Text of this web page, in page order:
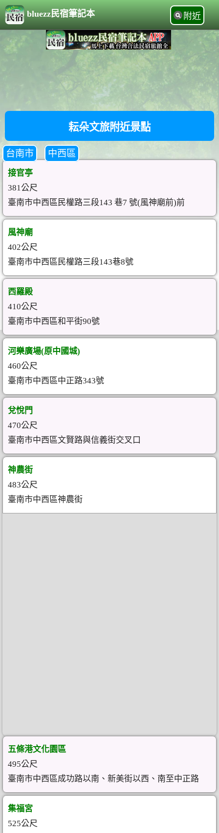
bluezz民宿筆記本 附近
耘朵文旅附近景點
台南市 中西區
接官亭
381公尺
臺南市中西區民權路三段143 巷7 號(風神廟前)前
風神廟
402公尺
臺南市中西區民權路三段143巷8號
西羅殿
410公尺
臺南市中西區和平街90號
河樂廣場(原中國城)
460公尺
臺南市中西區中正路343號
兌悅門
470公尺
臺南市中西區文賢路與信義街交叉口
神農街
483公尺
臺南市中西區神農街
五條港文化園區
495公尺
臺南市中西區成功路以南、新美街以西、南至中正路
集福宮
525公尺